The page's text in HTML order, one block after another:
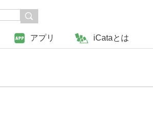
アプリ iCataとは